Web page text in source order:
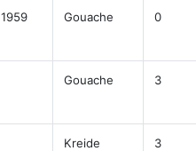
1959 Gouache 0
Gouache 3
Kreide 3